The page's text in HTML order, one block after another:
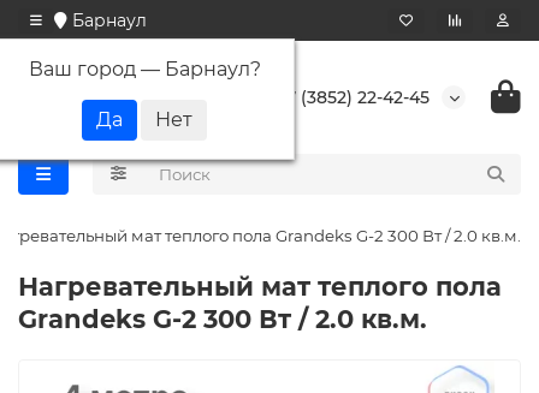
Барнаул
Ваш город — Барнаул?
+7 (3852) 22-42-45
мат теплого пола Grandeks G-2 300 Вт / 2.0 кв.м.
Нагревательный мат теплого пола
Grandeks G-2 300 Вт / 2.0 кв.м.